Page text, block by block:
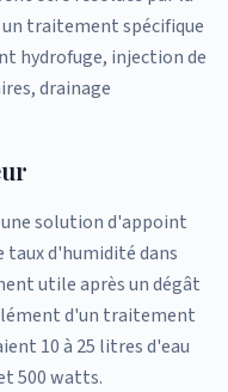
traitement spécifique
hydrofuge, injection de
drainage
solution d'appoint
taux d'humidité dans
utile après un dégât
d'un traitement
10 à 25 litres d'eau
500 watts.